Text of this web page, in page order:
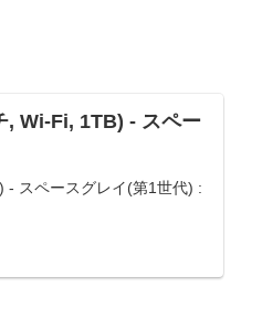
Wi-Fi, 1TB) - スペー
- スペースグレイ(第1世代) :